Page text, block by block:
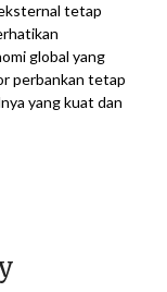
tetap
global yang
perbankan tetap
yang kuat dan